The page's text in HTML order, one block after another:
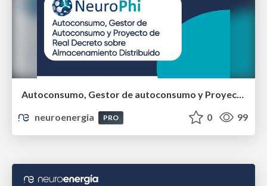
Autoconsumo, Gestor de autoconsumo y Proyecto de RD sobre almacenamiento distribuido
neuroenergia
PRO 0 99